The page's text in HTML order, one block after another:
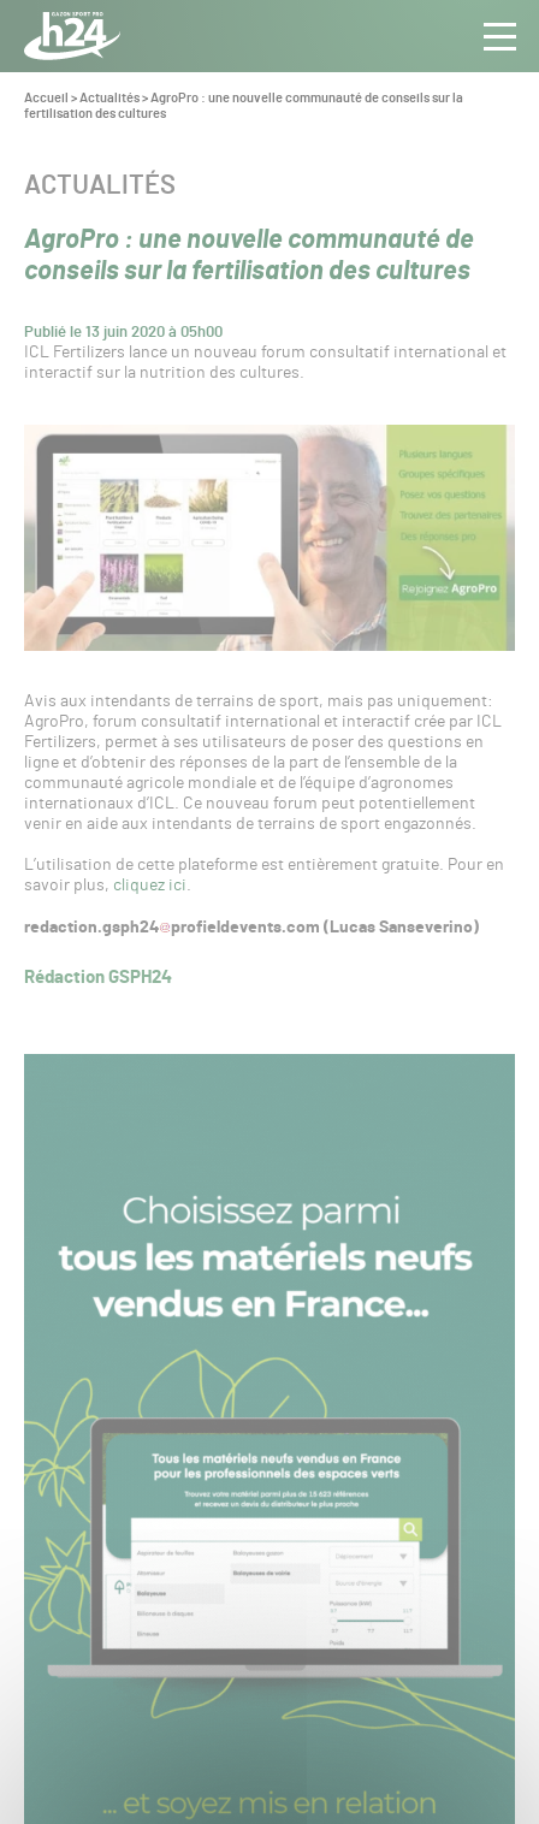
Panneau de gestion des cookies
Aller au contenu
Toute
l’info
du Gazon
Vous
êtes
Accueil >Actualités>AgroPro : une nouvelle communauté de conseils sur la
fertilisation des cultures
AgroPro : une nouvelle communauté de
conseils sur la fertilisation des cultures
Publié le 13 juin 2020 à 05h00
CATÉGORIE :
ACTUALITÉS
ICL Fertilizers lance un nouveau forum consultatif international et
interactif sur la nutrition des cultures.
Avis aux intendants de terrains de sport, mais pas uniquement:
AgroPro, forum consultatif international et interactif crée par ICL
Fertilizers, permet à ses utilisateurs de poser des questions en
ligne et d’obtenir des réponses de la part de l’ensemble de la
communauté agricole mondiale et de l’équipe d’agronomes
internationaux d’ICL. Ce nouveau forum peut potentiellement
venir en aide aux intendants de terrains de sport engazonnés.
L’utilisation de cette plateforme est entièrement gratuite. Pour en
savoir plus, cliquez ici.
redaction.gsph24 profieldevents.com (Lucas Sanseverino)
Rédaction GSPH24